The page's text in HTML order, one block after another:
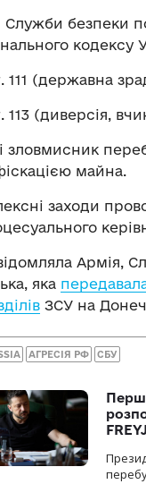
Служби безпеки
кодексу
111 (державна
113 (диверсія,
зловмисник
майна.
заходи
Армія,
яка
ЗСУ на
АГРЕСІЯ РФ СБУ